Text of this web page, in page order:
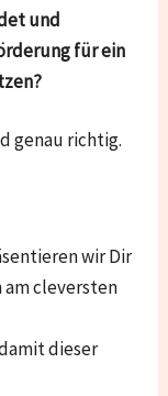
und
für ein
genau richtig.
wir Dir
am cleversten
dieser